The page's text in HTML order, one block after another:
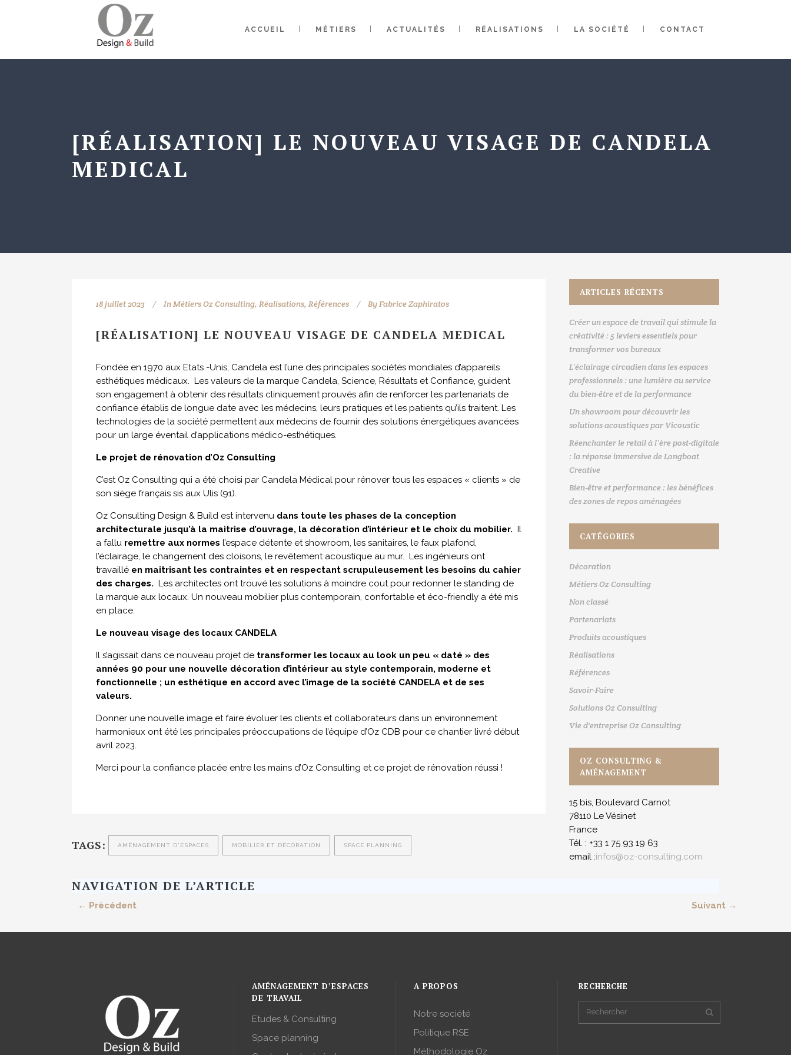
ACCUEIL MÉTIERS ACTUALITÉS RÉALISATIONS LA SOCIÉTÉ CONTACT
[RÉALISATION] LE NOUVEAU VISAGE DE CANDELA
MEDICAL
18 juillet 2023 InMétiers Oz Consulting, Réalisations, Références ByFabrice Zaphiratos
[RÉALISATION] LE NOUVEAU VISAGE DE CANDELA MEDICAL
Fondée en 1970 aux Etats -Unis, Candela est l’une des principales sociétés mondiales d’appareils
esthétiques médicaux. Les valeurs de la marque Candela, Science, Résultats et Confiance, guident
son engagement à obtenir des résultats cliniquement prouvés afin de renforcer les partenariats de
confiance établis de longue date avec les médecins, leurs pratiques et les patients qu’ils traitent. Les
technologies de la société permettent aux médecins de fournir des solutions énergétiques avancées
pour un large éventail d’applications médico-esthétiques.
Le projet de rénovation d’Oz Consulting
C’est Oz Consulting qui a été choisi par Candela Médical pour rénover tous les espaces « clients » de
son siège français sis aux Ulis (91).
Oz Consulting Design & Build est intervenu dans toute les phases de la conception
architecturale jusqu’à la maitrise d’ouvrage, la décoration d’intérieur et le choix du mobilier. Il
a fallu remettre aux normes l’espace détente et showroom, les sanitaires, le faux plafond,
l’éclairage, le changement des cloisons, le revêtement acoustique au mur. Les ingénieurs ont
travaillé en maitrisant les contraintes et en respectant scrupuleusement les besoins du cahier
des charges. Les architectes ont trouvé les solutions à moindre cout pour redonner le standing de
la marque aux locaux. Un nouveau mobilier plus contemporain, confortable et éco-friendly a été mis
en place.
Le nouveau visage des locaux CANDELA
Il s’agissait dans ce nouveau projet de transformer les locaux au look un peu « daté » des
années 90 pour une nouvelle décoration d’intérieur au style contemporain, moderne et
fonctionnelle ; un esthétique en accord avec l’image de la société CANDELA et de ses
valeurs.
Donner une nouvelle image et faire évoluer les clients et collaborateurs dans un environnement
harmonieux ont été les principales préoccupations de l’équipe d’Oz CDB pour ce chantier livré début
avril 2023.
Merci pour la confiance placée entre les mains d’Oz Consulting et ce projet de rénovation réussi !
TAGS: AMÉNAGEMENT D'ESPACES MOBILIER ET DÉCORATION SPACE PLANNING
ARTICLES RÉCENTS
Créer un espace de travail qui stimule la
créativité : 5 leviers essentiels pour
transformer vos bureaux
L’éclairage circadien dans les espaces
professionnels : une lumière au service
du bien-être et de la performance
Un showroom pour découvrir les
solutions acoustiques par Vicoustic
Réenchanter le retail à l’ère post-digitale
: la réponse immersive de Longboat
Creative
Bien-être et performance : les bénéfices
des zones de repos aménagées
CATÉGORIES
Décoration
Métiers Oz Consulting
Non classé
Partenariats
Produits acoustiques
Réalisations
Références
Savoir-Faire
Solutions Oz Consulting
Vie d'entreprise Oz Consulting
OZ CONSULTING &
AMÉNAGEMENT
15 bis, Boulevard Carnot
78110 Le Vésinet
France
Tél. : +33 1 75 93 19 63
email :infos@oz-consulting.com
NAVIGATION DE L’ARTICLE
← Prècédent Suivant →
AMÉNAGEMENT D’ESPACES
DE TRAVAIL
Etudes & Consulting
Space planning
A PROPOS
Notre société
Politique RSE
Méthodologie Oz
RECHERCHE